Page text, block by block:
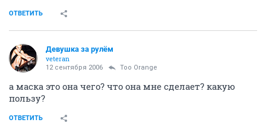
ОТВЕТИТЬ
Девушка за рулём
veteran
12 сентября 2006 Too Orange
а маска это она чего? что она мне сделает? какую
пользу?
ОТВЕТИТЬ